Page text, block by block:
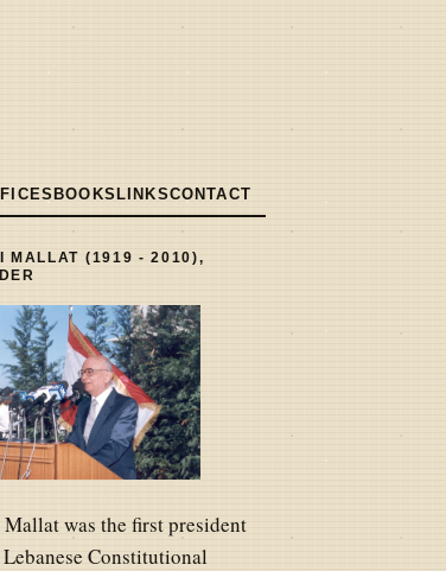
BOOKS LINKSCONTACT
MALLAT (1919 - 2010),
was the first president
Constitutional